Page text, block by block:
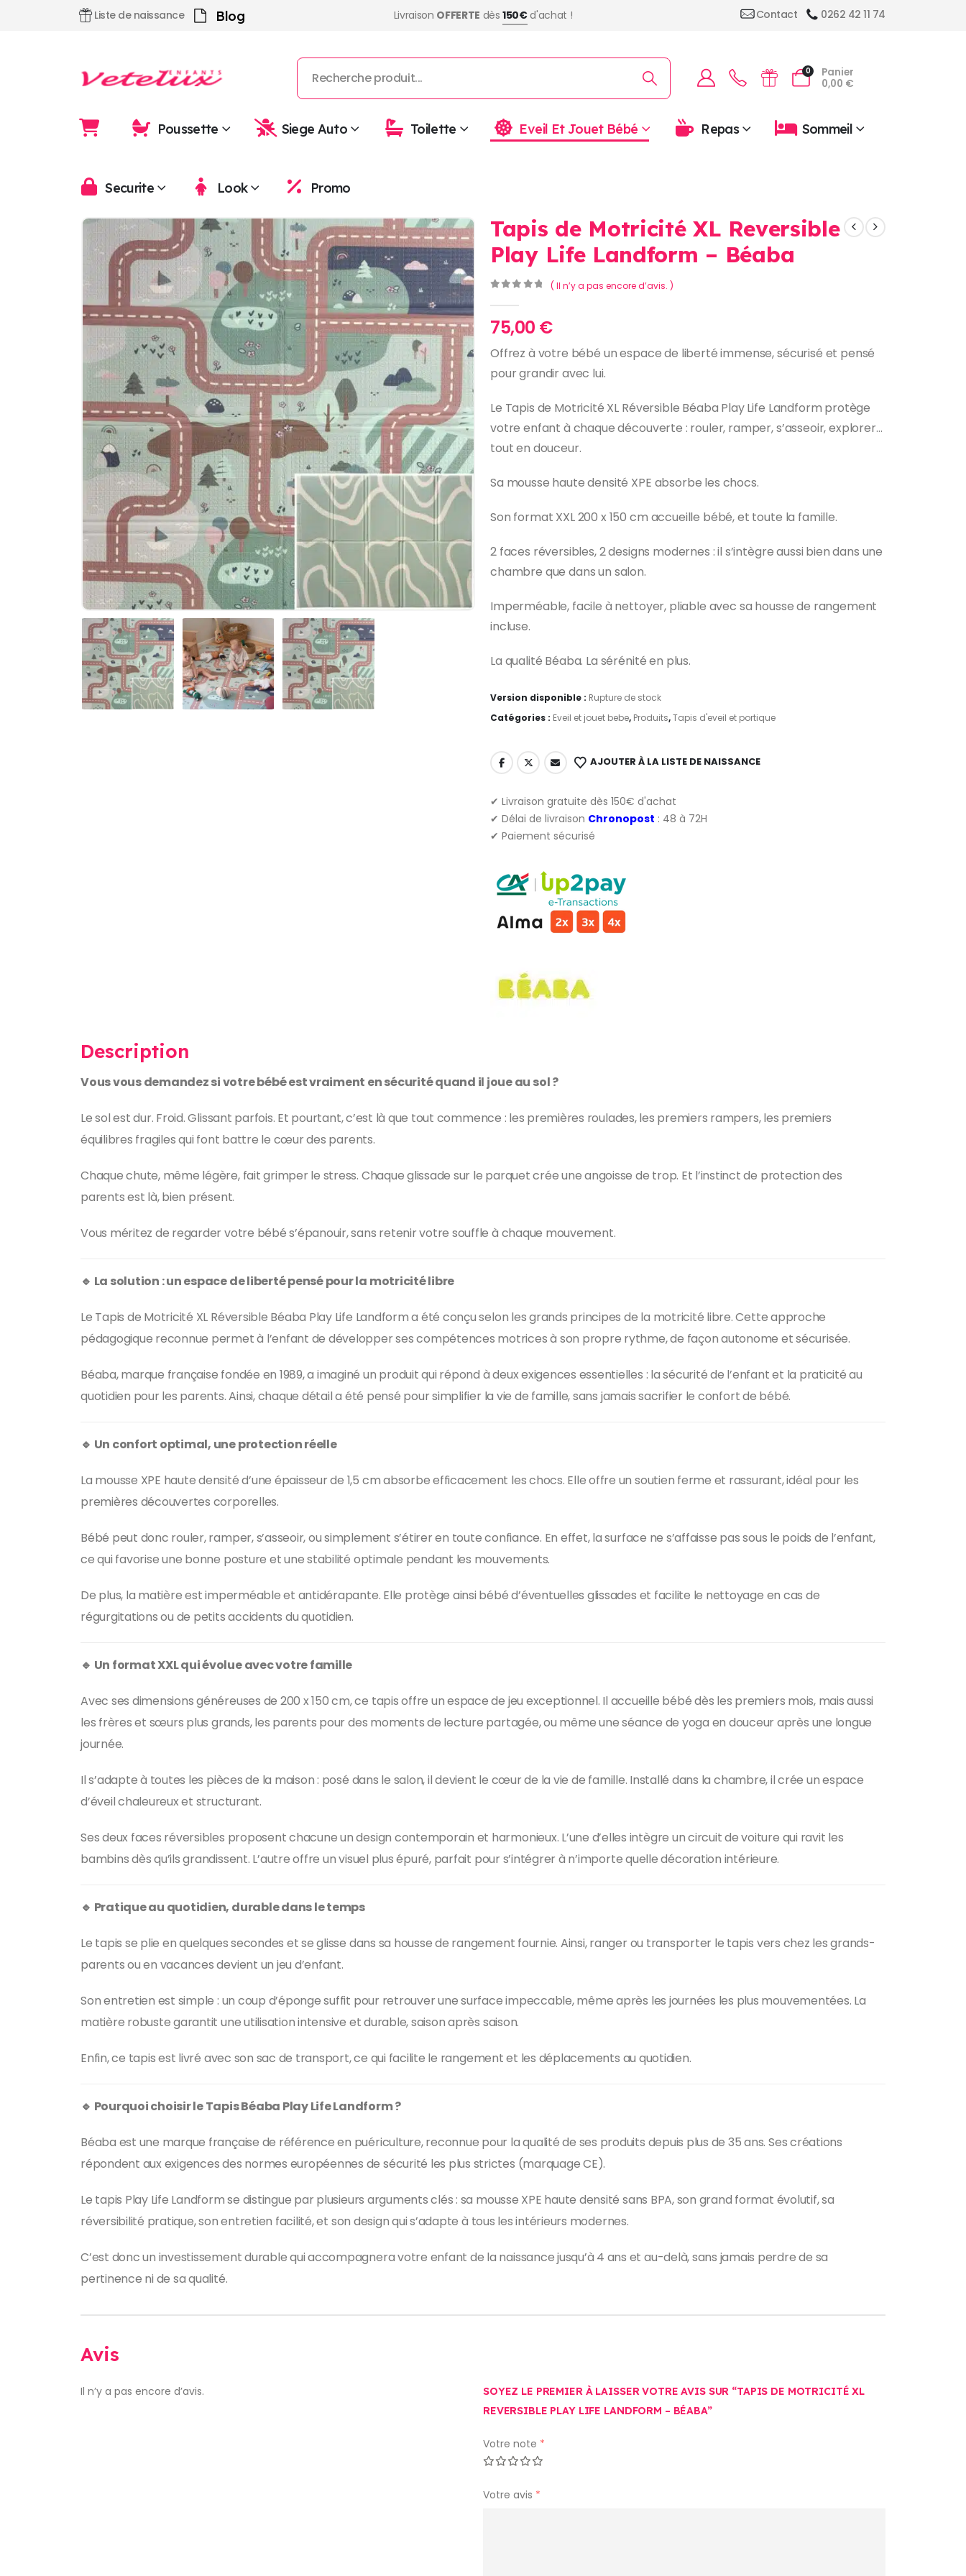
Liste de naissance Blog Livraison OFFERTE dès150€d'achat ! Contact 0262 42 11 74
0
Panier
0,00 €
Poussette Siege Auto Toilette Eveil Et Jouet Bébé Repas Sommeil
Securite Look Promo
Tapis de Motricité XL Reversible
Play Life Landform – Béaba
( Il n’y a pas encore d’avis. )
75,00 €
Offrez à votre bébé un espace de liberté immense, sécurisé et pensé
pour grandir avec lui.
Le Tapis de Motricité XL Réversible Béaba Play Life Landform protège
votre enfant à chaque découverte : rouler, ramper, s’asseoir, explorer…
tout en douceur.
Sa mousse haute densité XPE absorbe les chocs.
Son format XXL 200 x 150 cm accueille bébé, et toute la famille.
2 faces réversibles, 2 designs modernes : il s’intègre aussi bien dans une
chambre que dans un salon.
Imperméable, facile à nettoyer, pliable avec sa housse de rangement
incluse.
La qualité Béaba. La sérénité en plus.
Version disponible : Rupture de stock
Catégories : Eveil et jouet bebe, Produits,Tapis d'eveil et portique
AJOUTER À LA LISTE DE NAISSANCE
✔ Livraison gratuite dès 150€ d'achat
✔ Délai de livraison Chronopost : 48 à 72H
✔ Paiement sécurisé
Description
Vous vous demandez si votre bébé est vraiment en sécurité quand il joue au sol ?
Le sol est dur. Froid. Glissant parfois. Et pourtant, c’est là que tout commence : les premières roulades, les premiers rampers, les premiers
équilibres fragiles qui font battre le cœur des parents.
Chaque chute, même légère, fait grimper le stress. Chaque glissade sur le parquet crée une angoisse de trop. Et l’instinct de protection des
parents est là, bien présent.
Vous méritez de regarder votre bébé s’épanouir, sans retenir votre souffle à chaque mouvement.
🔹 La solution : un espace de liberté pensé pour la motricité libre
Le Tapis de Motricité XL Réversible Béaba Play Life Landform a été conçu selon les grands principes de la motricité libre. Cette approche
pédagogique reconnue permet à l’enfant de développer ses compétences motrices à son propre rythme, de façon autonome et sécurisée.
Béaba, marque française fondée en 1989, a imaginé un produit qui répond à deux exigences essentielles : la sécurité de l’enfant et la praticité au
quotidien pour les parents. Ainsi, chaque détail a été pensé pour simplifier la vie de famille, sans jamais sacrifier le confort de bébé.
🔹 Un confort optimal, une protection réelle
La mousse XPE haute densité d’une épaisseur de 1,5 cm absorbe efficacement les chocs. Elle offre un soutien ferme et rassurant, idéal pour les
premières découvertes corporelles.
Bébé peut donc rouler, ramper, s’asseoir, ou simplement s’étirer en toute confiance. En effet, la surface ne s’affaisse pas sous le poids de l’enfant,
ce qui favorise une bonne posture et une stabilité optimale pendant les mouvements.
De plus, la matière est imperméable et antidérapante. Elle protège ainsi bébé d’éventuelles glissades et facilite le nettoyage en cas de
régurgitations ou de petits accidents du quotidien.
🔹 Un format XXL qui évolue avec votre famille
Avec ses dimensions généreuses de 200 x 150 cm, ce tapis offre un espace de jeu exceptionnel. Il accueille bébé dès les premiers mois, mais aussi
les frères et sœurs plus grands, les parents pour des moments de lecture partagée, ou même une séance de yoga en douceur après une longue
journée.
Il s’adapte à toutes les pièces de la maison : posé dans le salon, il devient le cœur de la vie de famille. Installé dans la chambre, il crée un espace
d’éveil chaleureux et structurant.
Ses deux faces réversibles proposent chacune un design contemporain et harmonieux. L’une d’elles intègre un circuit de voiture qui ravit les
bambins dès qu’ils grandissent. L’autre offre un visuel plus épuré, parfait pour s’intégrer à n’importe quelle décoration intérieure.
🔹 Pratique au quotidien, durable dans le temps
Le tapis se plie en quelques secondes et se glisse dans sa housse de rangement fournie. Ainsi, ranger ou transporter le tapis vers chez les grands-
parents ou en vacances devient un jeu d’enfant.
Son entretien est simple : un coup d’éponge suffit pour retrouver une surface impeccable, même après les journées les plus mouvementées. La
matière robuste garantit une utilisation intensive et durable, saison après saison.
Enfin, ce tapis est livré avec son sac de transport, ce qui facilite le rangement et les déplacements au quotidien.
🔹 Pourquoi choisir le Tapis Béaba Play Life Landform ?
Béaba est une marque française de référence en puériculture, reconnue pour la qualité de ses produits depuis plus de 35 ans. Ses créations
répondent aux exigences des normes européennes de sécurité les plus strictes (marquage CE).
Le tapis Play Life Landform se distingue par plusieurs arguments clés : sa mousse XPE haute densité sans BPA, son grand format évolutif, sa
réversibilité pratique, son entretien facilité, et son design qui s’adapte à tous les intérieurs modernes.
C’est donc un investissement durable qui accompagnera votre enfant de la naissance jusqu’à 4 ans et au-delà, sans jamais perdre de sa
pertinence ni de sa qualité.
Avis
Il n’y a pas encore d’avis.
SOYEZ LE PREMIER À LAISSER VOTRE AVIS SUR “TAPIS DE MOTRICITÉ XL
REVERSIBLE PLAY LIFE LANDFORM – BÉABA”
Votre note *
Votre avis *